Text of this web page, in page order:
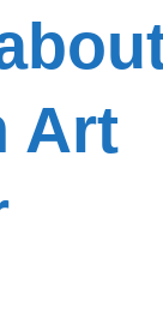
Art